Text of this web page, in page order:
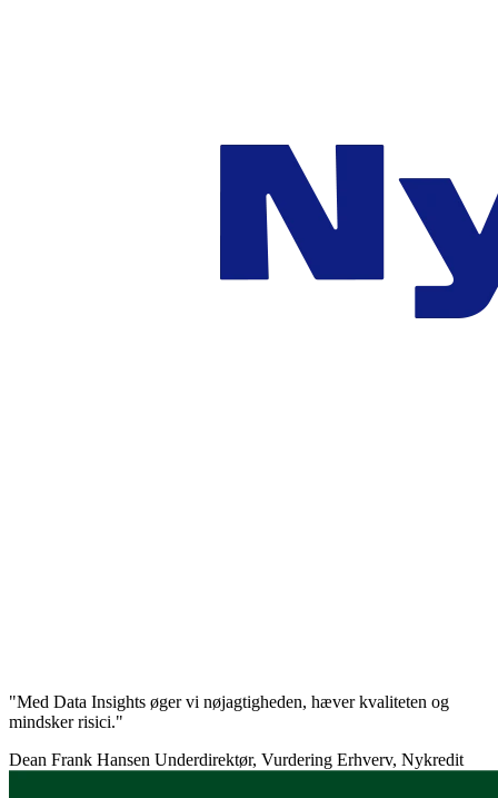
"Med Data Insights øger vi nøjagtigheden, hæver kvaliteten og
mindsker risici."
Dean Frank Hansen Underdirektør, Vurdering Erhverv, Nykredit